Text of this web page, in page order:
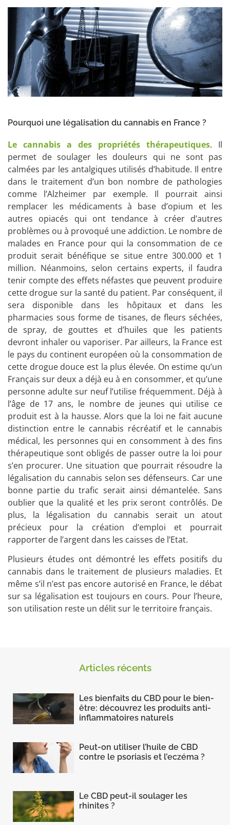
Pourquoi une légalisation du cannabis en France ?
Le cannabis a des propriétés thérapeutiques. Il
permet de soulager les douleurs qui ne sont pas
calmées par les antalgiques utilisés d’habitude. Il entre
dans le traitement d’un bon nombre de pathologies
comme l’Alzheimer par exemple. Il pourrait ainsi
remplacer les médicaments à base d’opium et les
autres opiacés qui ont tendance à créer d’autres
problèmes ou à provoqué une addiction. Le nombre de
malades en France pour qui la consommation de ce
produit serait bénéfique se situe entre 300.000 et 1
million. Néanmoins, selon certains experts, il faudra
tenir compte des effets néfastes que peuvent produire
cette drogue sur la santé du patient. Par conséquent, il
sera disponible dans les hôpitaux et dans les
pharmacies sous forme de tisanes, de fleurs séchées,
de spray, de gouttes et d’huiles que les patients
devront inhaler ou vaporiser. Par ailleurs, la France est
le pays du continent européen où la consommation de
cette drogue douce est la plus élevée. On estime qu’un
Français sur deux a déjà eu à en consommer, et qu’une
personne adulte sur neuf l’utilise fréquemment. Déjà à
l’âge de 17 ans, le nombre de jeunes qui utilise ce
produit est à la hausse. Alors que la loi ne fait aucune
distinction entre le cannabis récréatif et le cannabis
médical, les personnes qui en consomment à des fins
thérapeutique sont obligés de passer outre la loi pour
s’en procurer. Une situation que pourrait résoudre la
légalisation du cannabis selon ses défenseurs. Car une
bonne partie du trafic serait ainsi démantelée. Sans
oublier que la qualité et les prix seront contrôlés. De
plus, la légalisation du cannabis serait un atout
précieux pour la création d’emploi et pourrait
rapporter de l’argent dans les caisses de l’Etat.
Plusieurs études ont démontré les effets positifs du
cannabis dans le traitement de plusieurs maladies. Et
même s’il n’est pas encore autorisé en France, le débat
sur sa légalisation est toujours en cours. Pour l’heure,
son utilisation reste un délit sur le territoire français.
Articles récents
Les bienfaits du CBD pour le bien-
être: découvrez les produits anti-
inflammatoires naturels
Peut-on utiliser l’huile de CBD
contre le psoriasis et l’eczéma ?
Le CBD peut-il soulager les
rhinites ?